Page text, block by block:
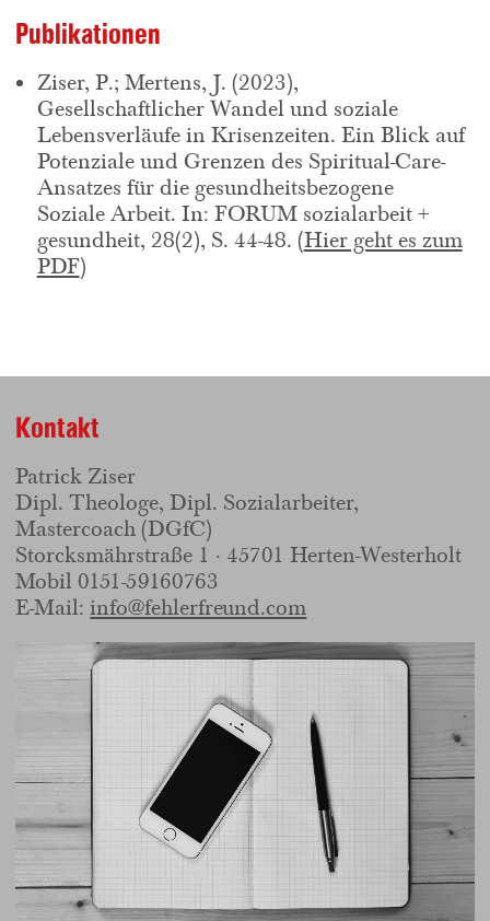
Publikationen
Ziser, P.; Mertens, J. (2023),
Gesellschaftlicher Wandel und soziale
Lebensverläufe in Krisenzeiten. Ein Blick auf
Potenziale und Grenzen des Spiritual-Care-
Ansatzes für die gesundheitsbezogene
Soziale Arbeit. In: FORUM sozialarbeit +
gesundheit, 28(2), S. 44-48. (Hier geht es zum
PDF)
Kontakt
Patrick Ziser
Dipl. Theologe, Dipl. Sozialarbeiter,
Mastercoach (DGfC)
Storcksmährstraße 1 · 45701 Herten-Westerholt
Mobil 0151-59160763
E-Mail:info@fehlerfreund.com